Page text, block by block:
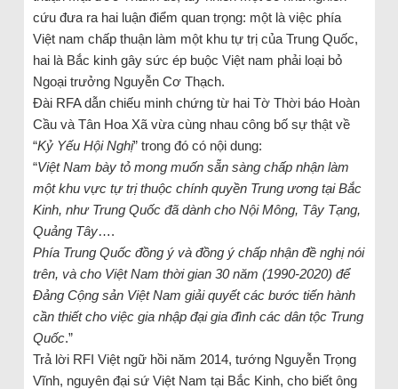
cứu đưa ra hai luận điểm quan trọng: một là việc phía
Việt nam chấp thuận làm một khu tự trị của Trung Quốc,
hai là Bắc kinh gây sức ép buộc Việt nam phải loại bỏ
Ngoại trưởng Nguyễn Cơ Thạch.
Đài RFA dẫn chiếu minh chứng từ hai Tờ Thời báo Hoàn
Cầu và Tân Hoa Xã vừa cùng nhau công bố sự thật về
“Kỷ Yếu Hội Nghị” trong đó có nội dung:
“Việt Nam bày tỏ mong muốn sẵn sàng chấp nhận làm
một khu vực tự trị thuộc chính quyền Trung ương tại Bắc
Kinh, như Trung Quốc đã dành cho Nội Mông, Tây Tạng,
Quảng Tây….
Phía Trung Quốc đồng ý và đồng ý chấp nhận đề nghị nói
trên, và cho Việt Nam thời gian 30 năm (1990-2020) để
Đảng Cộng sản Việt Nam giải quyết các bước tiến hành
cần thiết cho việc gia nhập đại gia đình các dân tộc Trung
Quốc.”
Trả lời RFI Việt ngữ hồi năm 2014, tướng Nguyễn Trọng
Vĩnh, nguyên đại sứ Việt Nam tại Bắc Kinh, cho biết ông